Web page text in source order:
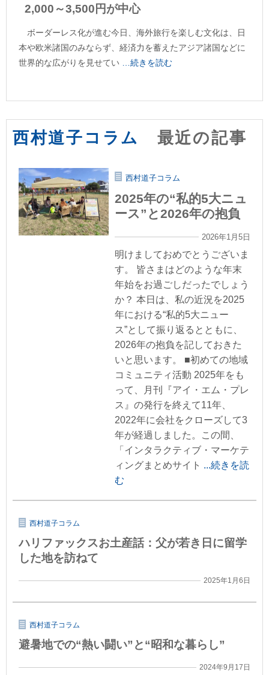
2,000～3,500円が中心
ボーダーレス化が進む今日、海外旅行を楽しむ文化は、日
本や欧米諸国のみならず、経済力を蓄えたアジア諸国などに
世界的な広がりを見せてい …続きを読む
西村道子コラム 最近の記事
西村道子コラム
2025年の“私的5大ニュ
ース”と2026年の抱負
2026年1月5日
明けましておめでとうございま
す。 皆さまはどのような年末
年始をお過ごしだったでしょう
か？ 本日は、私の近況を2025
年における“私的5大ニュー
ス”として振り返るとともに、
2026年の抱負を記しておきた
いと思います。 ■初めての地域
コミュニティ活動 2025年をも
って、月刊『アイ・エム・プレ
ス』の発行を終えて11年、
2022年に会社をクローズして3
年が経過しました。この間、
「インタラクティブ・マーケテ
ィングまとめサイト ...続きを読
む
西村道子コラム
ハリファックスお土産話：父が若き日に留学
した地を訪ねて
2025年1月6日
西村道子コラム
避暑地での“熱い闘い”と“昭和な暮らし”
2024年9月17日